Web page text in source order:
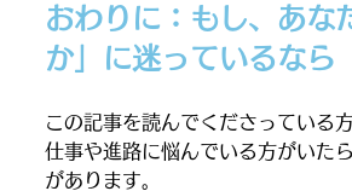
おわりに：もし、あな
か」に迷っているなら
この記事を読んでくださっている
仕事や進路に悩んでいる方がいた
があります。